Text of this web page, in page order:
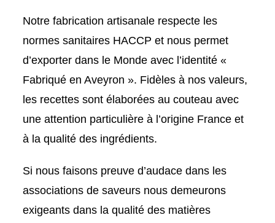
Notre fabrication artisanale respecte les
normes sanitaires HACCP et nous permet
d’exporter dans le Monde avec l’identité «
Fabriqué en Aveyron ». Fidèles à nos valeurs,
les recettes sont élaborées au couteau avec
une attention particulière à l’origine France et
à la qualité des ingrédients.
Si nous faisons preuve d’audace dans les
associations de saveurs nous demeurons
exigeants dans la qualité des matières